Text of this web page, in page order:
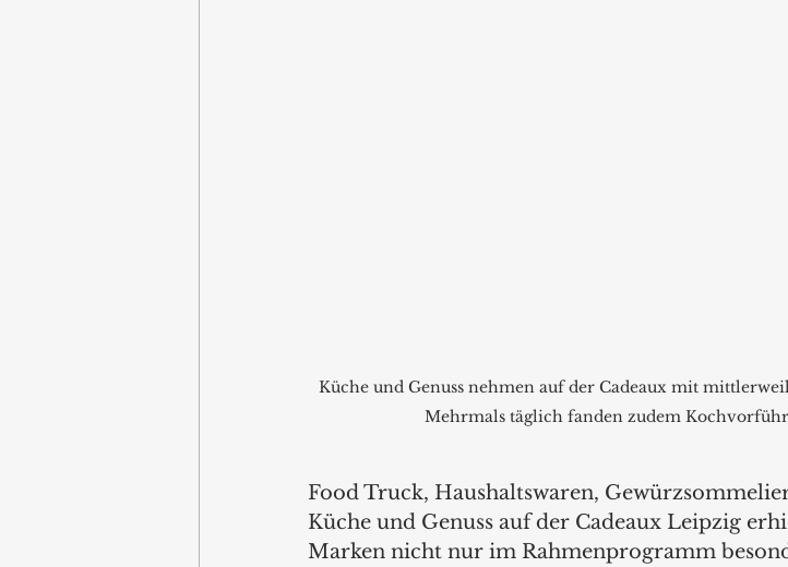
Küche und Genuss nehmen auf der Cadeaux mit
Mehrmals täglich fanden zudem
Food Truck, Haushaltswaren,
Küche und Genuss auf der Cadeaux Leipzig
Marken nicht nur im Rahmenprogramm